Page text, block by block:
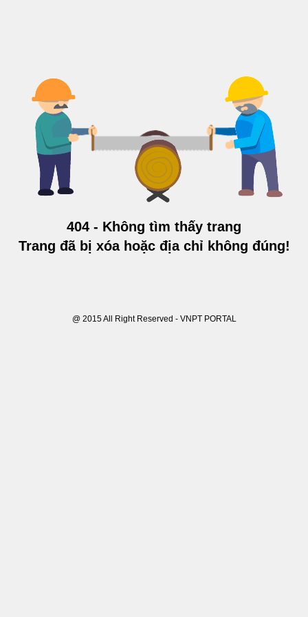
404 - Không tìm thấy trang
Trang đã bị xóa hoặc địa chỉ không đúng!
@ 2015 All Right Reserved - VNPT PORTAL